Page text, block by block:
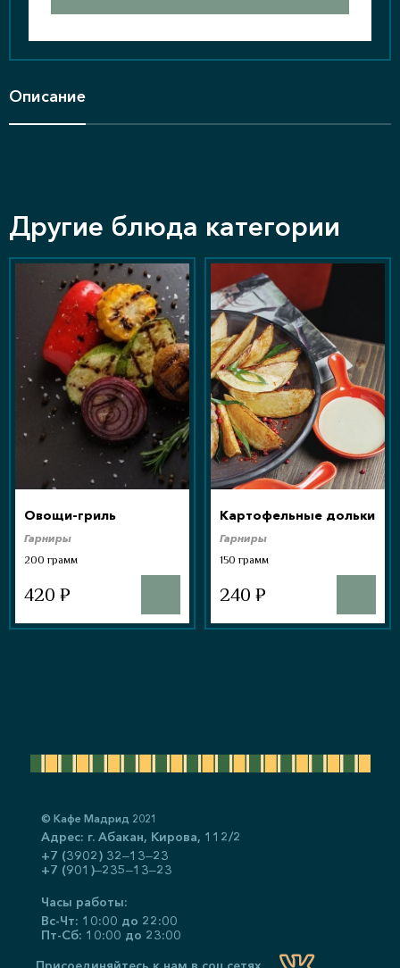
Описание
Другие блюда категории
Овощи-гриль
Гарниры
200 грамм
420 ₽
Картофельные дольки
Гарниры
150 грамм
240 ₽
© Кафе Мадрид 2021
Адрес: г. Абакан, ​Кирова, 112/2
+7 (3902) 32‒13‒23
+7 (901)‒235‒13‒23
Часы работы:
Вс-Чт: 10:00 до 22:00
Пт-Сб: 10:00 до 23:00